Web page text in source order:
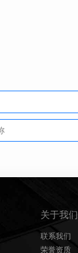
关于我们
联系我们
荣誉资质